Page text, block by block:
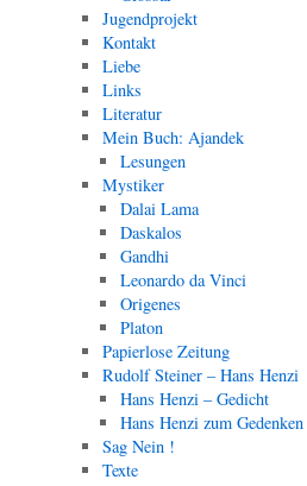
Jugendprojekt
Kontakt
Liebe
Links
Literatur
Mein Buch: Ajandek
Lesungen
Mystiker
Dalai Lama
Daskalos
Gandhi
Leonardo da Vinci
Origenes
Platon
Papierlose Zeitung
Rudolf Steiner – Hans Henzi
Hans Henzi – Gedicht
Hans Henzi zum Gedenken
Sag Nein !
Texte